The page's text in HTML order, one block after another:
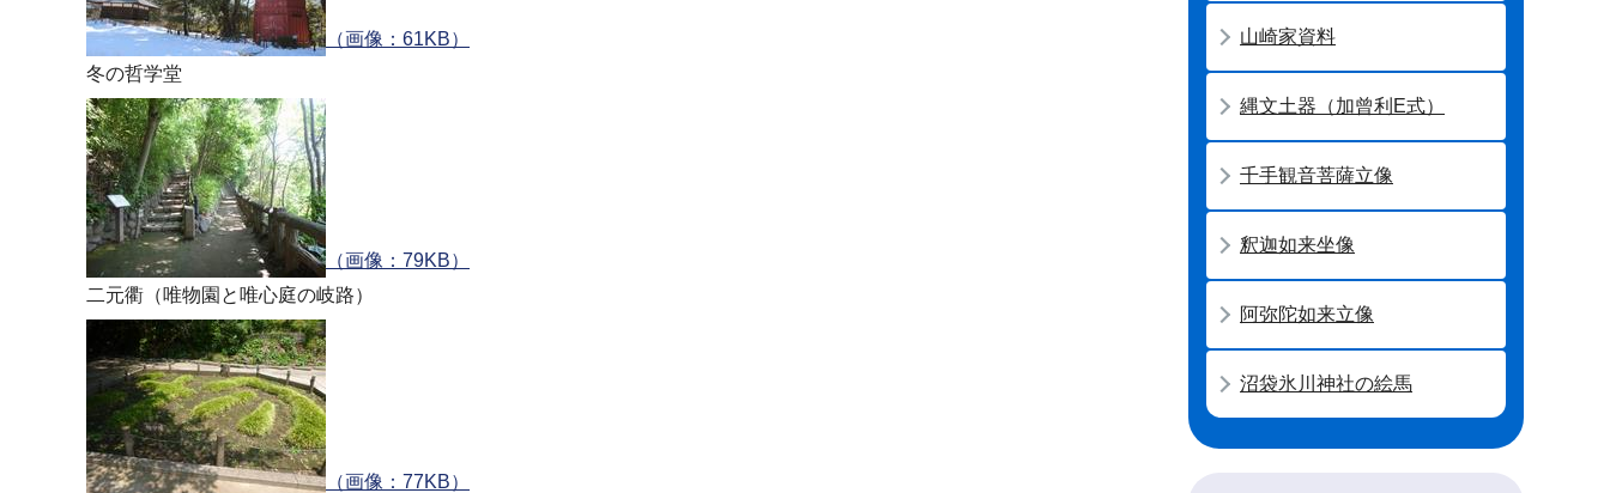
（画像：61KB）
冬の哲学堂
（画像：79KB）
二元衢（唯物園と唯心庭の岐路）
（画像：77KB）
山崎家資料
縄文土器（加曾利E式）
千手観音菩薩立像
釈迦如来坐像
阿弥陀如来立像
沼袋氷川神社の絵馬